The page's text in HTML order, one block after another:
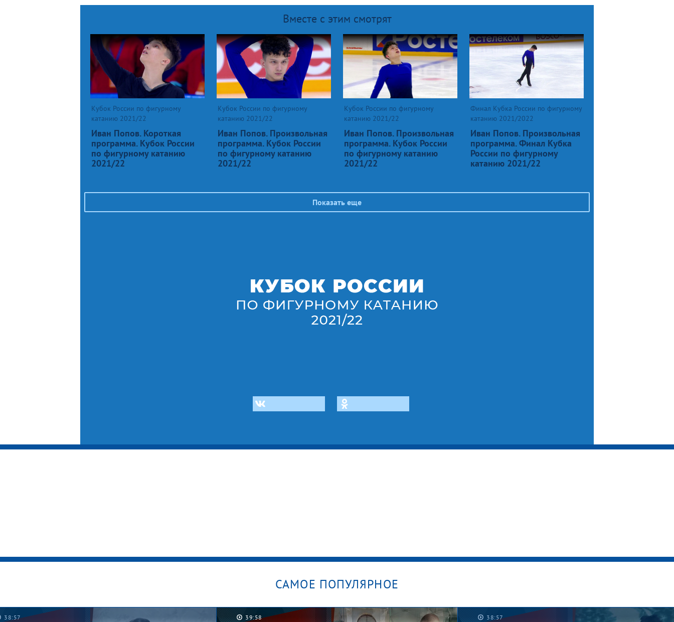
Вместе с этим смотрят
Кубок России по фигурному
катанию 2021/22
Иван Попов. Короткая
программа. Кубок России
по фигурному катанию
2021/22
Кубок России по фигурному
катанию 2021/22
Иван Попов. Произвольная
программа. Кубок России
по фигурному катанию
2021/22
Кубок России по фигурному
катанию 2021/22
Иван Попов. Произвольная
программа. Кубок России
по фигурному катанию
2021/22
Финал Кубка России по фигурному
катанию 2021/2022
Иван Попов. Произвольная
программа. Финал Кубка
России по фигурному
катанию 2021/22
Показать еще
САМОЕ ПОПУЛЯРНОЕ
39:58 38:57 38:52